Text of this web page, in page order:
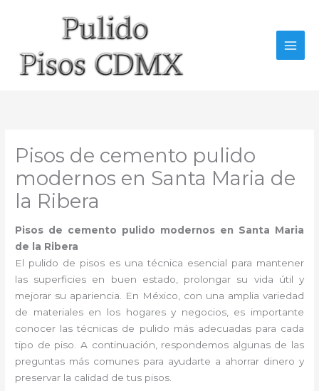
Pisos de cemento pulido
modernos en Santa Maria de
la Ribera
Pisos de cemento pulido modernos en Santa Maria
de la Ribera
El pulido de pisos es una técnica esencial para mantener
las superficies en buen estado, prolongar su vida útil y
mejorar su apariencia. En México, con una amplia variedad
de materiales en los hogares y negocios, es importante
conocer las técnicas de pulido más adecuadas para cada
tipo de piso. A continuación, respondemos algunas de las
preguntas más comunes para ayudarte a ahorrar dinero y
preservar la calidad de tus pisos.